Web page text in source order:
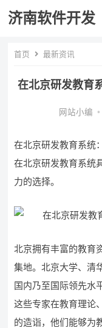
济南软件开发
首页 最新资讯
在北京研发教育
网站小编 •
在北京研发教育系统
在北京研发教育系统
力的选择。
北京拥有丰富的教育
集地。北京大学、清
国内乃至国际领先水
这些专家在教育理论
的造诣，他们能够为